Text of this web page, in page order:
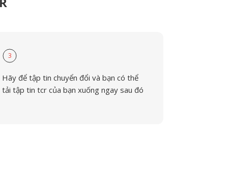
3
Hãy để tập tin chuyển đổi và bạn có thể
tải tập tin tcr của bạn xuống ngay sau đó